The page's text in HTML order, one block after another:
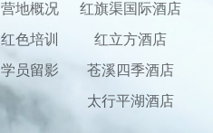
营地概况
红色培训
学员留影
红旗渠国际酒店
红立方酒店
苍溪四季酒店
太行平湖酒店